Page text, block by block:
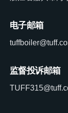
电子邮箱
监督投诉邮箱